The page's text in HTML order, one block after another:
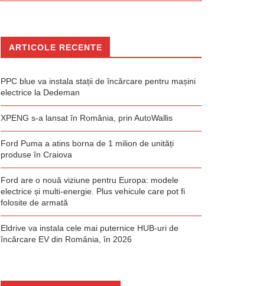
ARTICOLE RECENTE
PPC blue va instala stații de încărcare pentru mașini
electrice la Dedeman
XPENG s-a lansat în România, prin AutoWallis
Ford Puma a atins borna de 1 milion de unități
produse în Craiova
Ford are o nouă viziune pentru Europa: modele
electrice și multi-energie. Plus vehicule care pot fi
folosite de armată
Eldrive va instala cele mai puternice HUB-uri de
încărcare EV din România, în 2026